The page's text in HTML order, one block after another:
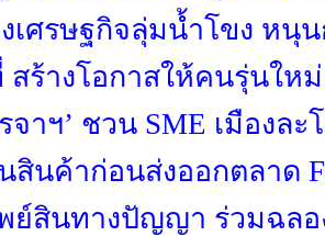
เศรษฐกิจลุ่มน้ำโขง หนุ
ร้างโอกาสให้คนรุ่นใหม่
จาฯ’ ชวน SME เมืองล
สินค้าก่อนส่งออกตลาด
ย์สินทางปัญญา ร่วมฉล